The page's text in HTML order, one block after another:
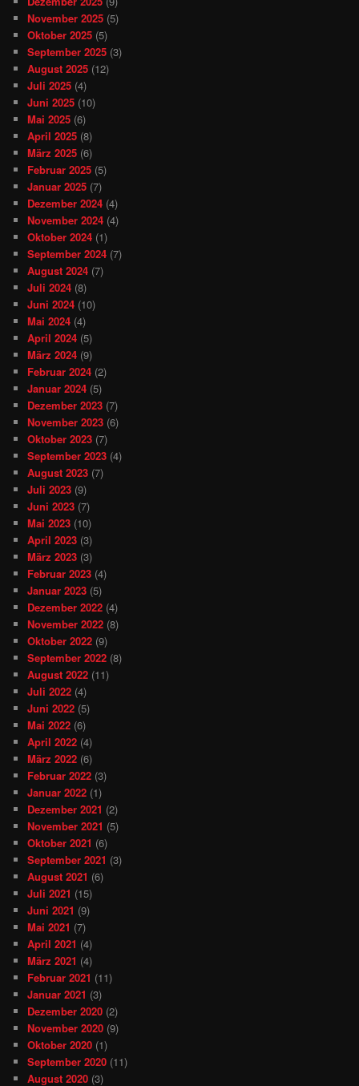
November 2025 (5)
Oktober 2025 (5)
September 2025 (3)
August 2025 (12)
Juli 2025 (4)
Juni 2025 (10)
Mai 2025 (6)
April 2025 (8)
März 2025 (6)
Februar 2025 (5)
Januar 2025 (7)
Dezember 2024 (4)
November 2024 (4)
Oktober 2024 (1)
September 2024 (7)
August 2024 (7)
Juli 2024 (8)
Juni 2024 (10)
Mai 2024 (4)
April 2024 (5)
März 2024 (9)
Februar 2024 (2)
Januar 2024 (5)
Dezember 2023 (7)
November 2023 (6)
Oktober 2023 (7)
September 2023 (4)
August 2023 (7)
Juli 2023 (9)
Juni 2023 (7)
Mai 2023 (10)
April 2023 (3)
März 2023 (3)
Februar 2023 (4)
Januar 2023 (5)
Dezember 2022 (4)
November 2022 (8)
Oktober 2022 (9)
September 2022 (8)
August 2022 (11)
Juli 2022 (4)
Juni 2022 (5)
Mai 2022 (6)
April 2022 (4)
März 2022 (6)
Februar 2022 (3)
Januar 2022 (1)
Dezember 2021 (2)
November 2021 (5)
Oktober 2021 (6)
September 2021 (3)
August 2021 (6)
Juli 2021 (15)
Juni 2021 (9)
Mai 2021 (7)
April 2021 (4)
März 2021 (4)
Februar 2021 (11)
Januar 2021 (3)
Dezember 2020 (2)
November 2020 (9)
Oktober 2020 (1)
September 2020 (11)
August 2020 (3)